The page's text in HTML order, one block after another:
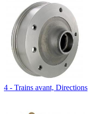
4 - Trains avant, Directions